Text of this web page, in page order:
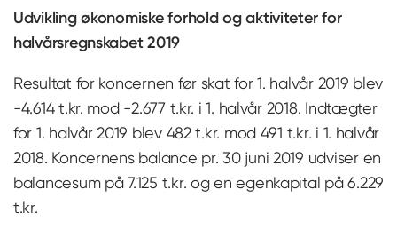
Udvikling økonomiske forhold og aktiviteter for
halvårsregnskabet 2019
Resultat for koncernen før skat for 1. halvår 2019 blev
-4.614 t.kr. mod -2.677 t.kr. i 1. halvår 2018. Indtægter
for 1. halvår 2019 blev 482 t.kr. mod 491 t.kr. i 1. halvår
2018. Koncernens balance pr. 30 juni 2019 udviser en
balancesum på 7.125 t.kr. og en egenkapital på 6.229
t.kr.